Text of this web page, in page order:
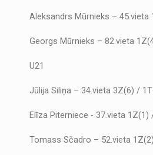
Aleksandrs Mūrnieks – 45.vieta
Georgs Mūrnieks – 82.vieta
U21
Jūlija Siliņa – 34.vieta 3Z(6) /
Elīza Piterniece - 37.vieta 1Z(1)
Tomass Sčadro – 52.vieta